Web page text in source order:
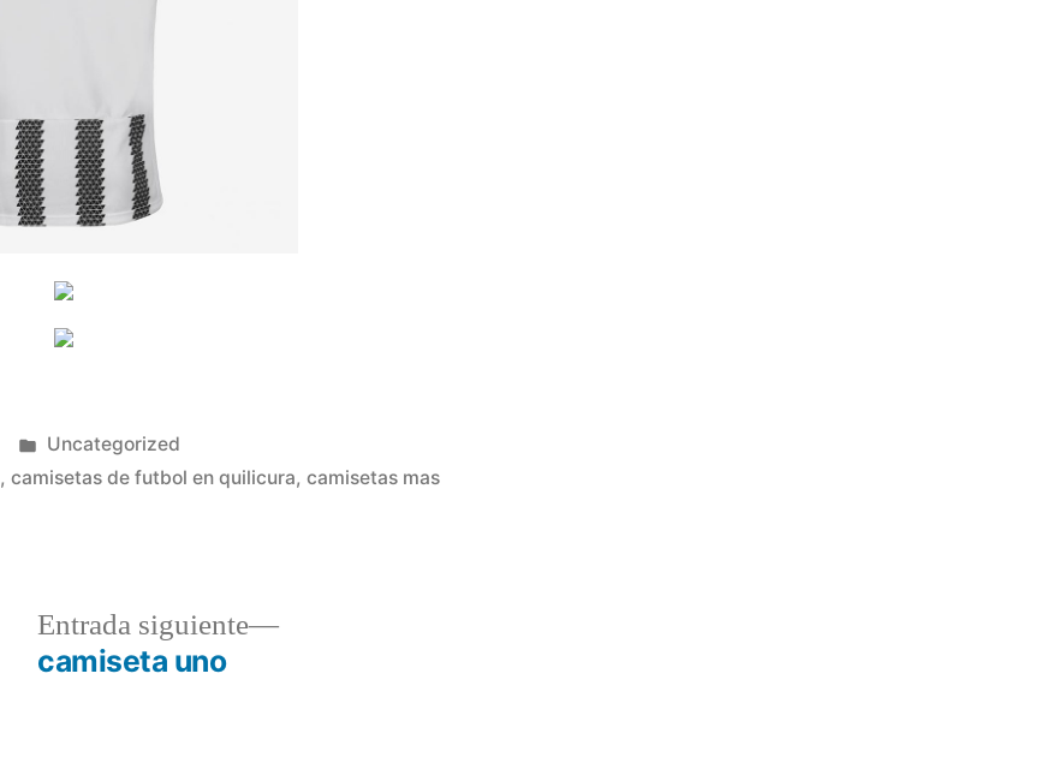
Publicado
en
Uncategorized
,camisetas de futbol en quilicura,camisetas mas
Entrada siguiente
Entrada
camiseta uno